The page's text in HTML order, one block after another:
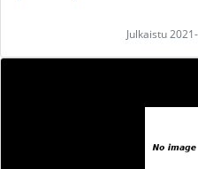
Julkaistu